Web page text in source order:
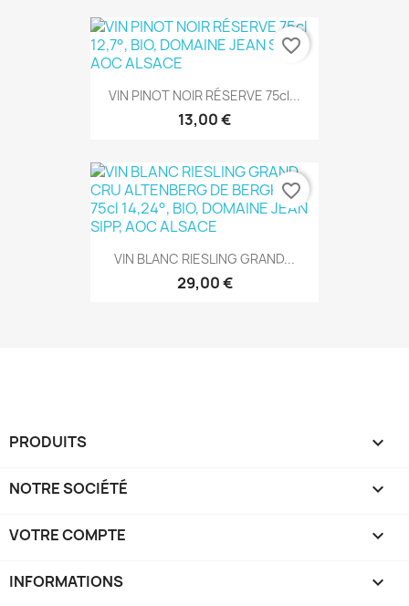
VIN PINOT NOIR RÉSERVE 75cl...
13,00 €
favorite_border
VIN BLANC RIESLING GRAND...
29,00 €
favorite_border
PRODUITS 
NOTRE SOCIÉTÉ 
VOTRE COMPTE 
INFORMATIONS keyboard_arrow_down